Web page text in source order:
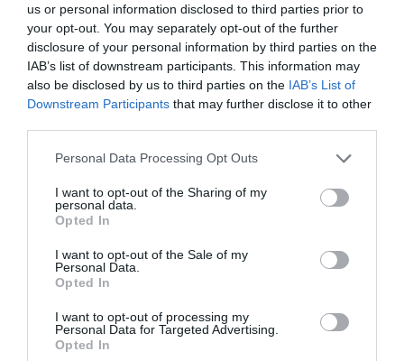
us or personal information disclosed to third parties prior to
your opt-out. You may separately opt-out of the further
disclosure of your personal information by third parties on the
IAB’s list of downstream participants. This information may
also be disclosed by us to third parties on the IAB’s List of
Downstream Participants that may further disclose it to other
Personal Data Processing Opt Outs
I want to opt-out of the Sharing of my
personal data.
Opted In
I want to opt-out of the Sale of my
Personal Data.
Opted In
I want to opt-out of processing my
Personal Data for Targeted Advertising.
Opted In
ABONNEMENT
PUBLICITÉ
PSEUDONYME
COMMENTAIRE
EN SAVOIR PLUS
ARTICLES LES PLUS
01/